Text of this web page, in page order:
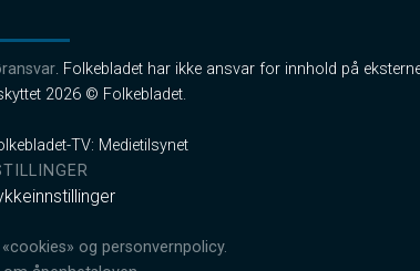
. Folkebladet har ikke ansvar for innhold på
2026 © Folkebladet.
TV: Medietilsynet
og personvernpolicy.